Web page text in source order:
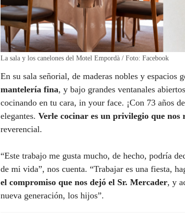
La sala y los canelones del Motel Empordà / Foto: Facebook
En su sala señorial, de maderas nobles y espacios
mantelería fina, y bajo grandes ventanales
cocinando en tu cara, in your face. ¡Con 73 años
elegantes. Verle cocinar es un privilegio que nos
reverencial.
“Este trabajo me gusta mucho, de hecho, podría
de mi vida”, nos cuenta. “Trabajar es una fiesta,
el compromiso que nos dejó el Sr. Mercader, y
nueva generación, los hijos”.